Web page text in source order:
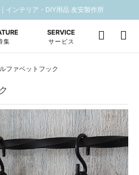
インテリア・DIY用品 友安製作所
集
SERVICE
サービス
ファベットフック